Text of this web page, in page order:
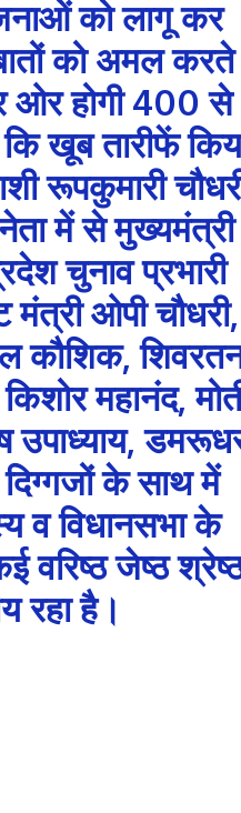
को लागू कर
बातों को अमल करते
ओर होगी 400 से
खूब तारीफें
रूपकुमारी
में से मुख्यमंत्री
चुनाव प्रभारी
ओपी चौधरी,
कौशिक,
महानंद,
उपाध्याय,
के साथ में
व विधानसभा के
वरिष्ठ जेष्ठ
रहा है।